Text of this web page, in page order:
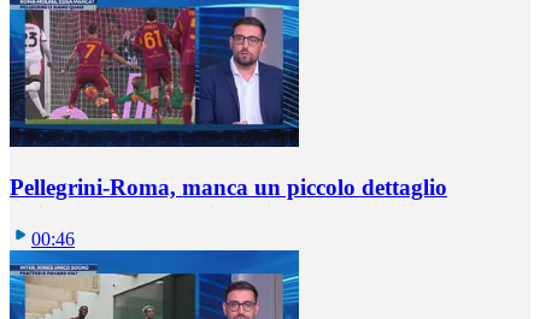
Pellegrini-Roma, manca un piccolo dettaglio
00:46